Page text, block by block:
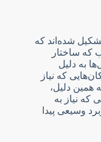
شده‌اند که
که ساختار
به دلیل
که نیاز
همین دلیل،
که نیاز به
وسیعی پیدا